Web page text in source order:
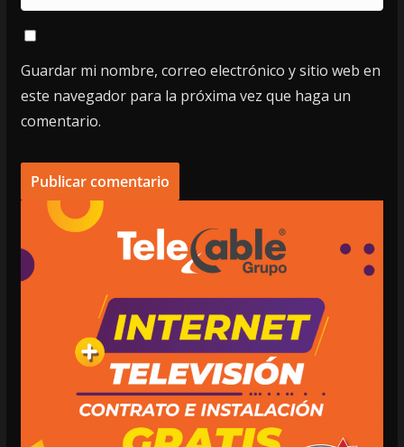
Guardar mi nombre, correo electrónico y sitio web en
este navegador para la próxima vez que haga un
comentario.